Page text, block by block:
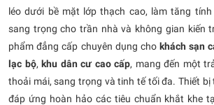
léo dưới bề mặt lớp thạch cao, làm tăng
sang trọng cho trần nhà và không gian kiến
phẩm đẳng cấp chuyên dụng cho khách sạn
lạc bộ,khu dân cư cao cấp, mang đến một
thoải mái, sang trọng và tinh tế tối đa. Thiết bị
đáp ứng hoàn hảo các tiêu chuẩn khắt khe